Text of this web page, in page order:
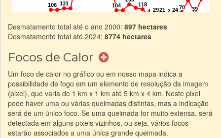
Desmatamento total até o ano 2000: 897 hectares
Desmatamento total até 2024: 8774 hectares
Focos de Calor
Um foco de calor no gráfico ou em nosso mapa indica a
possibilidade de fogo em um elemento de resolução da imagem
(pixel), que varia de 1 km x 1 km até 5 km x 4 km. Neste pixel
pode haver uma ou várias queimadas distintas, mas a indicação
será de um único foco. Se uma queimada for muito extensa, será
detectada em alguns pixeis vizinhos, ou seja, vários focos
estarão associados a uma única grande queimada.